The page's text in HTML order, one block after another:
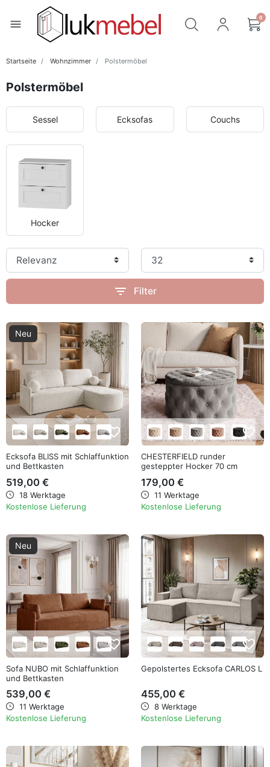
menu 0
Startseite Wohnzimmer Polstermöbel
Polstermöbel
Sessel Ecksofas Couchs
Hocker
filter_list Filter
Neu
favorite_border
Ecksofa BLISS mit Schlaffunktion
und Bettkasten
519,00 €
18 Werktage
Kostenlose Lieferung
favorite_border
CHESTERFIELD runder
gesteppter Hocker 70 cm
179,00 €
11 Werktage
Kostenlose Lieferung
Neu
favorite_border
Sofa NUBO mit Schlaffunktion
und Bettkasten
539,00 €
11 Werktage
Kostenlose Lieferung
favorite_border
Gepolstertes Ecksofa CARLOS L
455,00 €
8 Werktage
Kostenlose Lieferung